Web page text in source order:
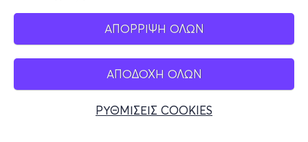
ΑΠΟΡΡΙΨΗ ΟΛΩΝ
ΑΠΟΔΟΧΗ ΟΛΩΝ
ΡΥΘΜΙΣΕΙΣ COOKIES
Mobile app